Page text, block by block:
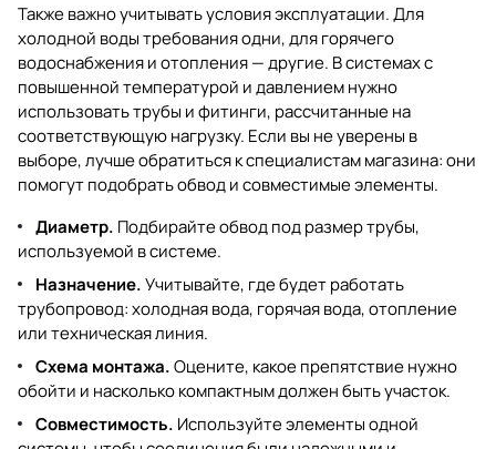
Также важно учитывать условия эксплуатации. Для
холодной воды требования одни, для горячего
водоснабжения и отопления — другие. В системах с
повышенной температурой и давлением нужно
использовать трубы и фитинги, рассчитанные на
соответствующую нагрузку. Если вы не уверены в
выборе, лучше обратиться к специалистам магазина: они
помогут подобрать обвод и совместимые элементы.
Диаметр. Подбирайте обвод под размер трубы,
используемой в системе.
Назначение.Учитывайте, где будет работать
трубопровод: холодная вода, горячая вода, отопление
или техническая линия.
Схема монтажа.Оцените, какое препятствие нужно
обойти и насколько компактным должен быть участок.
Совместимость. Используйте элементы одной